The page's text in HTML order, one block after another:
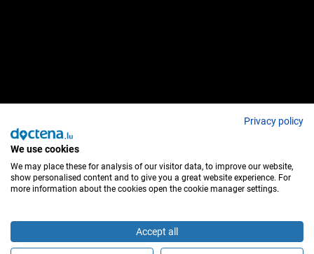
Privacy policy
We use cookies
We may place these for analysis of our visitor data, to improve our website,
show personalised content and to give you a great website experience. For
more information about the cookies open the cookie manager settings.
Accept all